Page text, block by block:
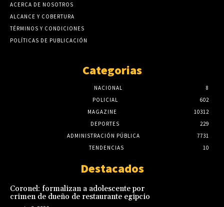
ACERCA DE NOSOTROS
ALCANCE Y COBERTURA
TÉRMINOS Y CONDICIONES
POLÍTICAS DE PUBLICACIÓN
Categorias
NACIONAL
8
POLICIAL
602
MAGAZINE
10312
DEPORTES
229
ADMINISTRACIÓN PÚBLICA
7731
TENDENCIAS
10
Destacados
Coronel: formalizan a adolescente por
crimen de dueño de restaurante egipcio